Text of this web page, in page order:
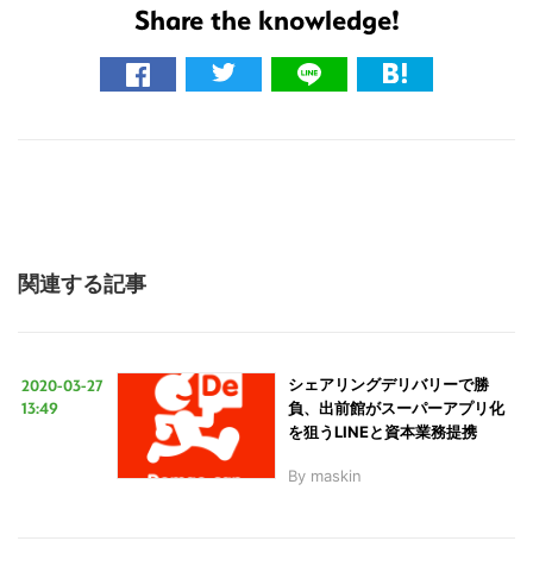
Share the knowledge!
関連する記事
2020-03-27
13:49
シェアリングデリバリーで勝
負、出前館がスーパーアプリ化
を狙うLINEと資本業務提携
By maskin